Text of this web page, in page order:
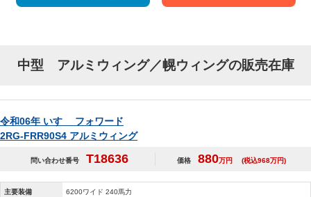
中型 アルミウィング／幌ウィングの販売在庫
令和06年 いすゞ フォワード
2RG-FRR90S4 アルミウィング
問い合わせ番号 T18636 価格 880万円 (税込968万円)
主要装備 6200ワイド 240馬力